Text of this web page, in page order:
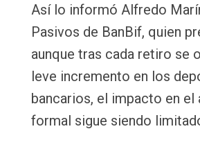
Así lo informó Alfredo
Pasivos de BanBif, quien
aunque tras cada retiro se
leve incremento en los
bancarios, el impacto en el
formal sigue siendo